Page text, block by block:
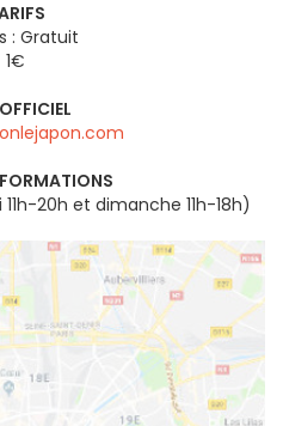
: Gratuit
1€
20h et dimanche 11h-18h)